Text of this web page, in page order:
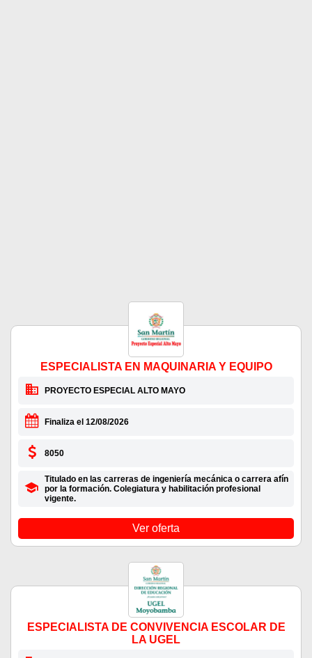
ESPECIALISTA EN MAQUINARIA Y EQUIPO
PROYECTO ESPECIAL ALTO MAYO
Finaliza el 12/08/2026
8050
Titulado en las carreras de ingeniería mecánica o carrera afín
por la formación. Colegiatura y habilitación profesional
vigente.
Ver oferta
ESPECIALISTA DE CONVIVENCIA ESCOLAR DE
LA UGEL